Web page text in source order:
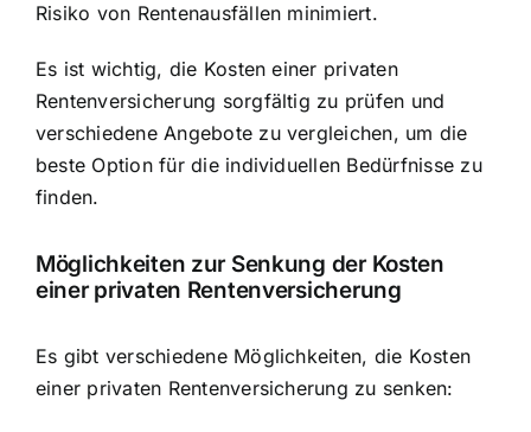
Risiko von Rentenausfällen minimiert.
Es ist wichtig, die Kosten einer privaten
Rentenversicherung sorgfältig zu prüfen und
verschiedene Angebote zu vergleichen, um die
beste Option für die individuellen Bedürfnisse zu
finden.
Möglichkeiten zur Senkung der Kosten
einer privaten Rentenversicherung
Es gibt verschiedene Möglichkeiten, die Kosten
einer privaten Rentenversicherung zu senken: